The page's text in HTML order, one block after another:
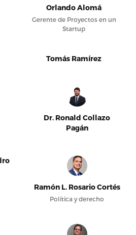
Orlando Alomá
Gerente de Proyectos en un
Startup
Tomás Ramírez
Dr. Ronald Collazo
Pagán
Ramón L. Rosario Cortés
Política y derecho